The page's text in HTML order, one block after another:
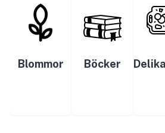
Blommor Böcker